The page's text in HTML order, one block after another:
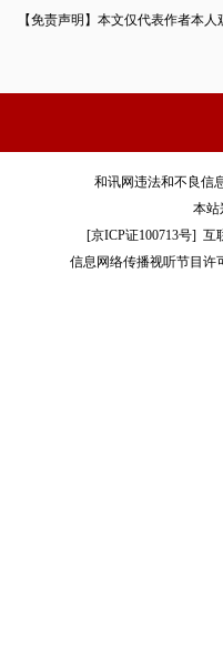
【免责声明】本文仅代表作者本
和讯网违法和不良信
本站
[京ICP证100713号]互
信息网络传播视听节目许